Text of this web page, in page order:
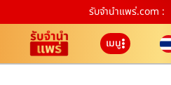
รับจํานําแพร่.com :
เมนู